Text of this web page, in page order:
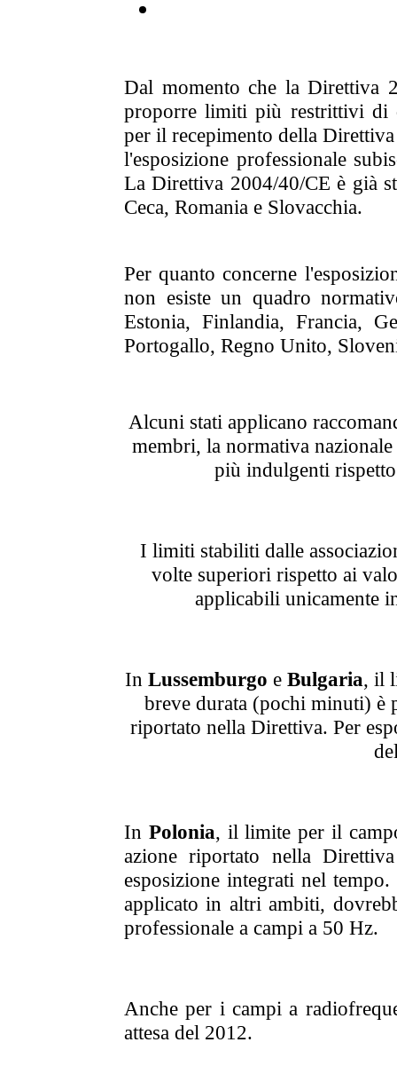
Dal momento che la Direttiva
proporre limiti più restrittivi di
per il recepimento della
l'esposizione professionale
La Direttiva 2004/40/CE è già
Ceca, Romania e Slovacchia.
Per quanto concerne
non esiste un quadro
Estonia, Finlandia, Francia,
Portogallo, Regno Unito,
Alcuni stati applicano
membri, la normativa
più indulgenti
I limiti stabiliti dalle
volte superiori rispetto ai
applicabili unicamente
In Lussemburgo e Bulgaria, il
breve durata (pochi minuti) è
riportato nella Direttiva. Per
In Polonia, il limite per il
azione riportato nella
esposizione integrati nel
applicato in altri ambiti,
professionale a campi a 50 Hz.
Anche per i campi a
attesa del 2012.